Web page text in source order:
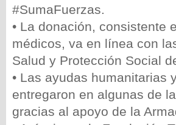
#SumaFuerzas.
• La donación, consistente
médicos, va en línea con
Salud y Protección Social
• Las ayudas humanitarias
entregaron en algunas de
gracias al apoyo de la